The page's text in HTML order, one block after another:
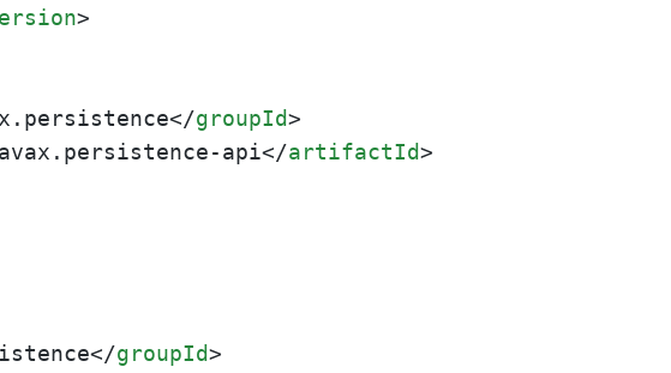
>
</groupId>
api</artifactId>
</groupId>